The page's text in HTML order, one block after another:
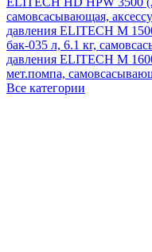
самовсасывающая,
давления ELITECH M
бак-035 л, 6.1 кг,
давления ELITECH М
мет.помпа,
Все категории